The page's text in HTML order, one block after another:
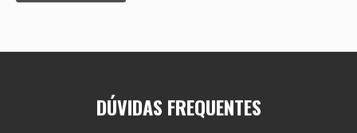
DÚVIDAS FREQUENTES